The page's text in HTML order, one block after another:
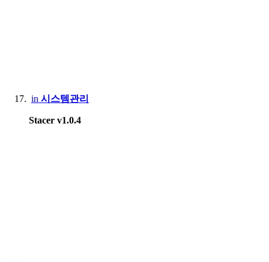
in 시스템관리
Stacer v1.0.4